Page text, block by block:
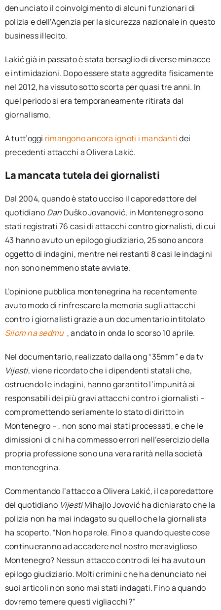
denunciato il coinvolgimento di alcuni funzionari di
polizia e dell’Agenzia per la sicurezza nazionale in questo
business illecito.
Lakić già in passato è stata bersaglio di diverse minacce
e intimidazioni. Dopo essere stata aggredita fisicamente
nel 2012, ha vissuto sotto scorta per quasi tre anni. In
quel periodo si era temporaneamente ritirata dal
giornalismo.
A tutt’oggi rimangono ancora ignoti i mandantidei
precedenti attacchi a Olivera Lakić.
La mancata tutela dei giornalisti
Dal 2004, quando è stato ucciso il caporedattore del
quotidiano Dan Duško Jovanović, in Montenegro sono
stati registrati 76 casi di attacchi contro giornalisti, di cui
43 hanno avuto un epilogo giudiziario, 25 sono ancora
oggetto di indagini, mentre nei restanti 8 casi le indagini
non sono nemmeno state avviate.
L’opinione pubblica montenegrina ha recentemente
avuto modo di rinfrescare la memoria sugli attacchi
contro i giornalisti grazie a un documentario intitolato
Silom na sedmu , andato in onda lo scorso 10 aprile.
Nel documentario, realizzato dalla ong “35mm” e da tv
Vijesti, viene ricordato che i dipendenti statali che,
ostruendo le indagini, hanno garantito l’impunità ai
responsabili dei più gravi attacchi contro i giornalisti –
compromettendo seriamente lo stato di diritto in
Montenegro – , non sono mai stati processati, e che le
dimissioni di chi ha commesso errori nell’esercizio della
propria professione sono una vera rarità nella società
montenegrina.
Commentando l’attacco a Olivera Lakić, il caporedattore
del quotidiano VijestiMihajlo Jovović ha dichiarato che la
polizia non ha mai indagato su quello che la giornalista
ha scoperto. “Non ho parole. Fino a quando queste cose
continueranno ad accadere nel nostro meraviglioso
Montenegro? Nessun attacco contro di lei ha avuto un
epilogo giudiziario. Molti crimini che ha denunciato nei
suoi articoli non sono mai stati indagati. Fino a quando
dovremo temere questi vigliacchi?”